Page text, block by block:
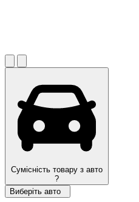
Сумісність товару з авто
?
Виберіть авто